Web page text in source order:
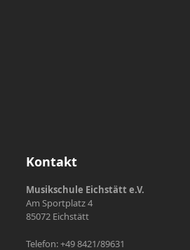
Kontakt
Musikschule Eichstätt e.V.
Am Sportplatz 4
85072 Eichstätt
Telefon: +49 8421/89631